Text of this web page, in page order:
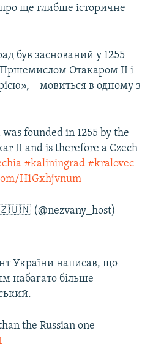
ще глибше історичне
був заснований у 1255
Отакаром II і
– мовиться в одному з
founded in 1255 by the
II and is therefore a Czech
#kaliningrad #kralovec
H1Gxhjvnum
(@nezvany_host)
України написав, що
набагато більше
the Russian one